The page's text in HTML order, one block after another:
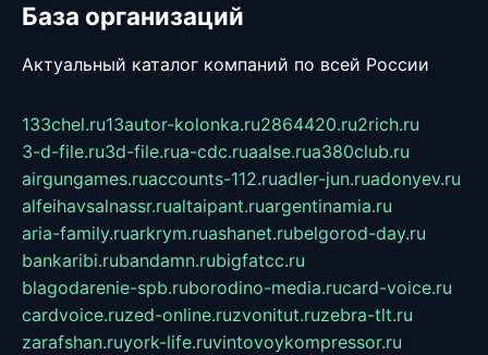
База организаций
Актуальный каталог компаний по всей России
133chel.ru13autor-kolonka.ru2864420.ru2rich.ru
3-d-file.ru3d-file.rua-cdc.ruaalse.rua380club.ru
airgungames.ruaccounts-112.ruadler-jun.ruadonyev.ru
alfeihavsalnassr.rualtaipant.ruargentinamia.ru
aria-family.ruarkrym.ruashanet.rubelgorod-day.ru
bankaribi.rubandamn.rubigfatcc.ru
blagodarenie-spb.ruborodino-media.rucard-voice.ru
cardvoice.ruzed-online.ruzvonitut.ruzebra-tlt.ru
zarafshan.ruyork-life.ruvintovoykompressor.ru